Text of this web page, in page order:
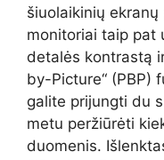
šiuolaikinių
monitoriai taip pat
detalės kontrastą
by-Picture“ (PBP)
galite prijungti du
metu peržiūrėti
duomenis.